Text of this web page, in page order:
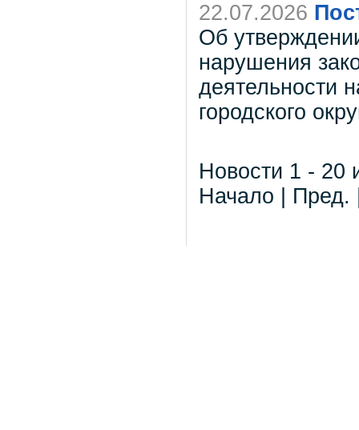
22.07.2026
Об
нарушения
деятельности
городского
Новости 1 - 20
Начало |